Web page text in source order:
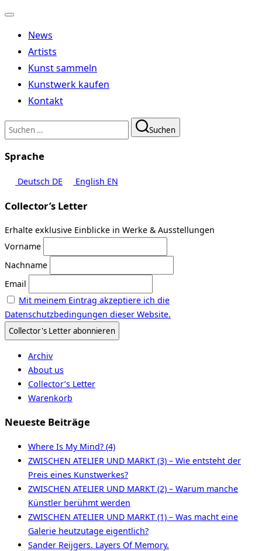
Navigation
umschalten
News
Artists
Kunst sammeln
Kunstwerk kaufen
Kontakt
Suchen
nach:
Suchen
Sprache
Deutsch DE English EN
Collector’s Letter
Erhalte exklusive Einblicke in Werke & Ausstellungen
Vorname
Nachname
Email
Mit meinem Eintrag akzeptiere ich die
Datenschutzbedingungen dieser Website.
Archiv
About us
Collector’s Letter
Warenkorb
Neueste Beiträge
Where Is My Mind? (4)
ZWISCHEN ATELIER UND MARKT (3) – Wie entsteht der
Preis eines Kunstwerkes?
ZWISCHEN ATELIER UND MARKT (2) – Warum manche
Künstler berühmt werden
ZWISCHEN ATELIER UND MARKT (1) – Was macht eine
Galerie heutzutage eigentlich?
Sander Reijgers. Layers Of Memory.